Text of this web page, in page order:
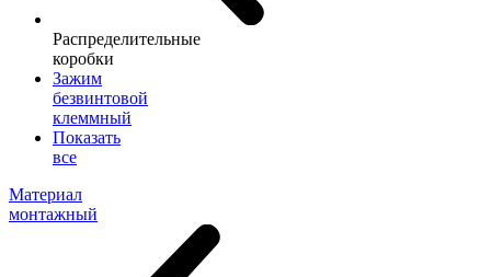
Распределительные
коробки
Зажим
безвинтовой
клеммный
Показать
все
Материал
монтажный